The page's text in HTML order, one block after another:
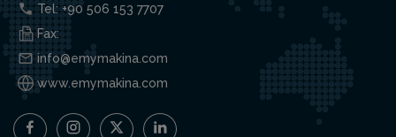
Tel: +90 506 153 7707
Fax:
info@emymakina.com
www.emymakina.com